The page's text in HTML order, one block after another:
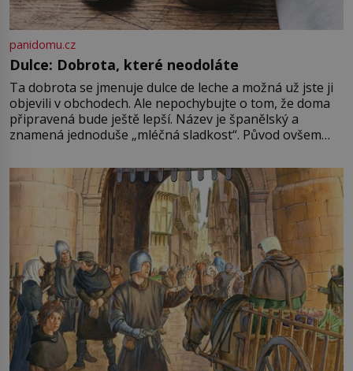
panidomu.cz
Dulce: Dobrota, které neodoláte
Ta dobrota se jmenuje dulce de leche a možná už jste ji
objevili v obchodech. Ale nepochybujte o tom, že doma
připravená bude ještě lepší. Název je španělský a
znamená jednoduše „mléčná sladkost“. Původ ovšem
pře hned několik latinskoamerických zemí a k tomu
Francie, kde se traduje,